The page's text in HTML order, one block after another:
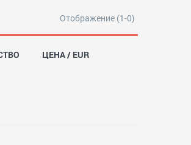
Отображение (1-0)
ЦЕНА / EUR